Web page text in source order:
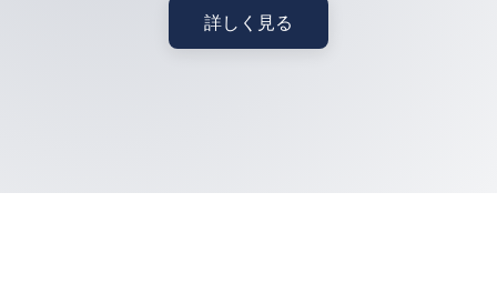
詳しく見る